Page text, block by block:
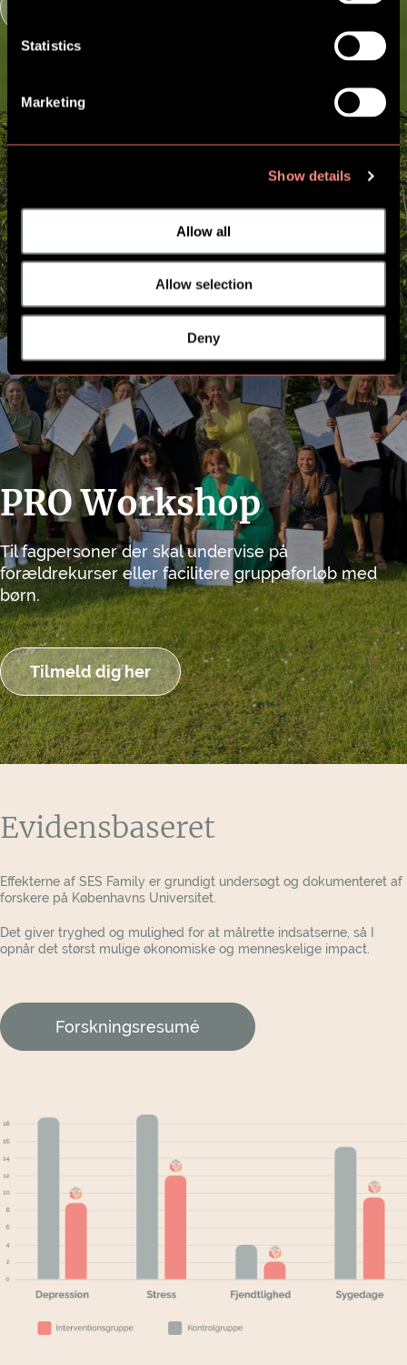
Statistics
Marketing
Show details
Allow all
Allow selection
Deny
PRO Workshop
Til fagpersoner der skal undervise på
forældrekurser eller facilitere gruppeforløb med
børn.
Tilmeld dig her
Evidensbaseret
Effekterne af SES Family er grundigt undersøgt og dokumenteret af
forskere på Københavns Universitet.
Det giver tryghed og mulighed for at målrette indsatserne, så I
opnår det størst mulige økonomiske og menneskelige impact.
Forskningsresumé